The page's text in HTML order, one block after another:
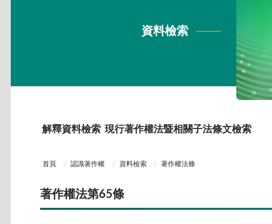
資料檢索
解釋資料檢索 現行著作權法暨相關子法條文檢索
首頁 認識著作權 資料檢索 著作權法條
著作權法第65條